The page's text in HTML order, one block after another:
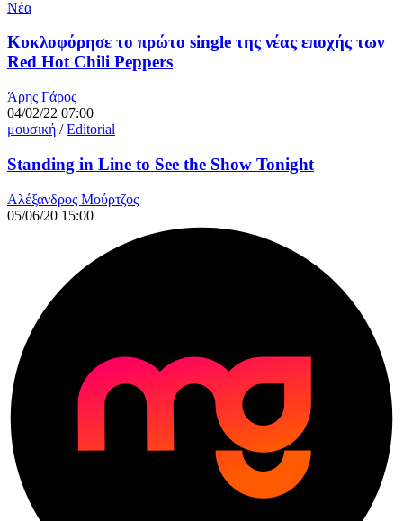
Νέα
Κυκλοφόρησε το πρώτο single της νέας εποχής των
Red Hot Chili Peppers
Άρης Γάρος
04/02/22 07:00
μουσική /Editorial
Standing in Line to See the Show Tonight
Αλέξανδρος Μούρτζος
05/06/20 15:00